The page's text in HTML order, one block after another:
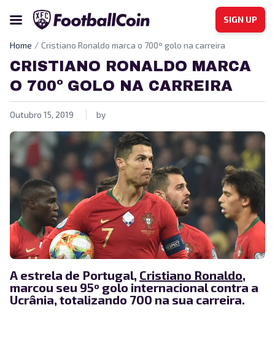
SIGN UP
Home Cristiano Ronaldo marca o 700º golo na carreira
CRISTIANO RONALDO MARCA
O 700º GOLO NA CARREIRA
Outubro 15, 2019 by
A estrela de Portugal, Cristiano Ronaldo,
marcou seu 95º golo internacional contra a
Ucrânia, totalizando 700 na sua carreira.